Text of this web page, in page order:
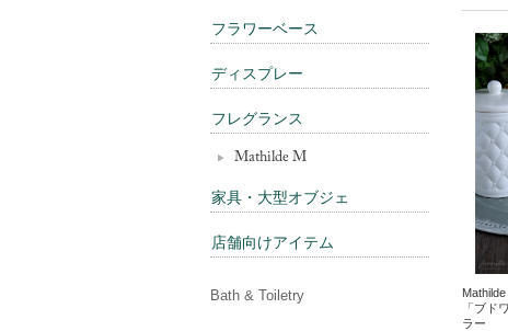
「ブド
ラー
フラワーベース
ディスプレー
フレグランス
Mathilde M
家具・大型オブジェ
店舗向けアイテム
Bath & Toiletry